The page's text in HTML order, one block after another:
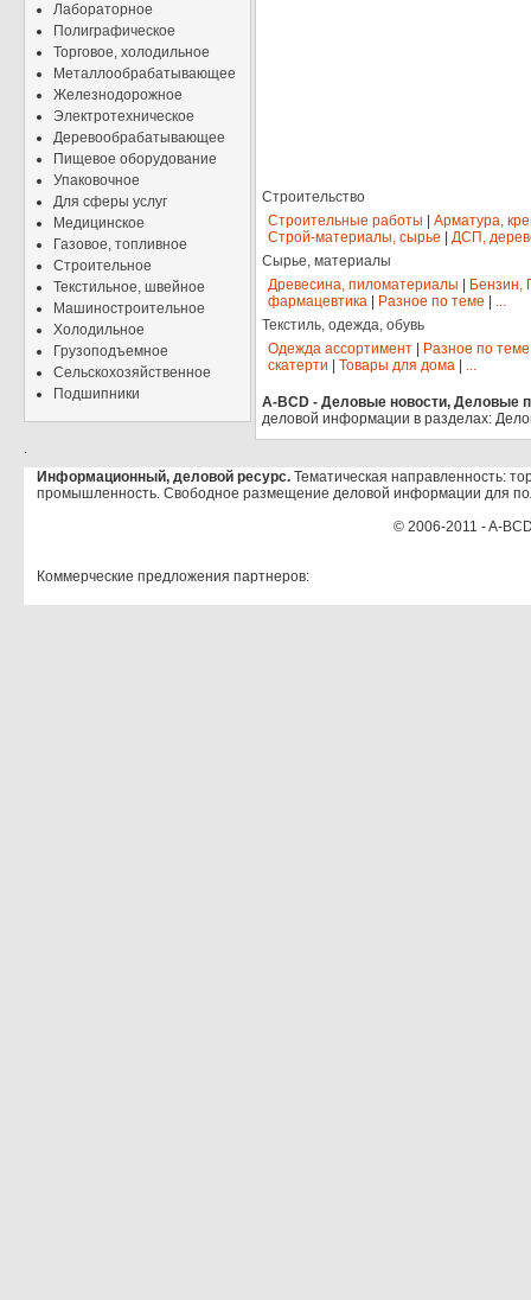
Лабораторное
Полиграфическое
Торговое, холодильное
Металлообрабатывающее
Железнодорожное
Электротехническое
Деревообрабатывающее
Пищевое оборудование
Упаковочное
Для сферы услуг
Медицинское
Газовое, топливное
Строительное
Текстильное, швейное
Машиностроительное
Холодильное
Грузоподъемное
Сельскохозяйственное
Подшипники
Строительство
Строительные работы
Арматура,
Строй-материалы, сырье
ДСП,
Сырье, материалы
Древесина, пиломатериалы
Бензин,
фармацевтика
Разное по теме
...
Текстиль, одежда, обувь
Одежда ассортимент
Разное по теме
скатерти
Товары для дома ...
A-BCD - Деловые новости, Деловые
деловой информации в разделах:
.
Информационный, деловой ресурс. Тематическая направленность:
промышленность. Свободное размещение деловой информации для
© 2006-2011 - A-
Коммерческие предложения партнеров: